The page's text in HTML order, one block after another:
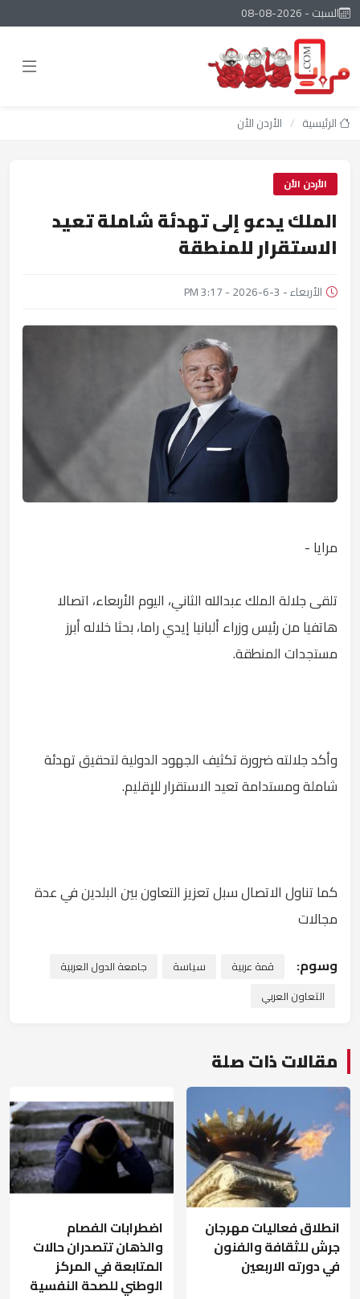
السبت - 2026-08-08
الرئيسية / الأردن الأن
الأردن الأن
الملك يدعو إلى تهدئة شاملة تعيد
الاستقرار للمنطقة
الأربعاء - 3-6-2026 - 3:17 PM
مرايا -
تلقى جلالة الملك عبدﷲ الثاني، اليوم الأربعاء، اتصالا
هاتفيا من رئيس وزراء ألبانيا إيدي راما، بحثا خلاله أبرز
مستجدات المنطقة.
وأكد جلالته ضرورة تكثيف الجهود الدولية لتحقيق تهدئة
شاملة ومستدامة تعيد الاستقرار للإقليم.
كما تناول الاتصال سبل تعزيز التعاون بين البلدين في عدة
مجالات
وسوم: قمة عربية سياسة
جامعة الدول العربية
التعاون العربي
مقالات ذات صلة
انطلاق فعاليات مهرجان
جرش للثقافة والفنون
في دورته الاربعين
اضطرابات الفصام
والذهان تتصدران حالات
المتابعة في المركز
الوطني للصحة النفسية